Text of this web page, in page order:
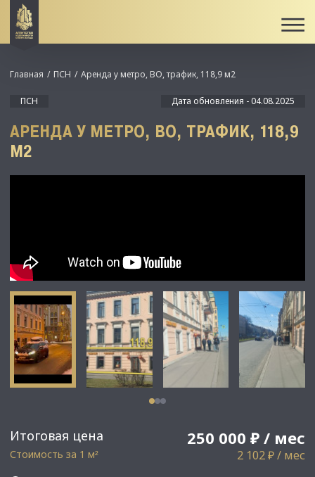
Итоговая цена 250 000 ₽ / мес
Стоимость за 1 м² 2 102 ₽ / мес
Главная ПСН Аренда у метро, ВО, трафик, 118,9 м2
ПСН Дата обновления - 04.08.2025
АРЕНДА У МЕТРО, ВО, ТРАФИК, 118,9
М2